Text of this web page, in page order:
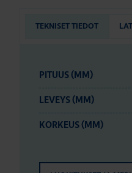
TEKNISET TIEDOT
PITUUS (MM)
LEVEYS (MM)
KORKEUS (MM)